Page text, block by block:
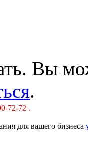
Вы
.
72-72 .
для вашего бизнеса